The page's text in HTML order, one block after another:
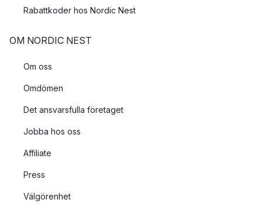
Rabattkoder hos Nordic Nest
OM NORDIC NEST
Om oss
Omdömen
Det ansvarsfulla företaget
Jobba hos oss
Affiliate
Press
Välgörenhet